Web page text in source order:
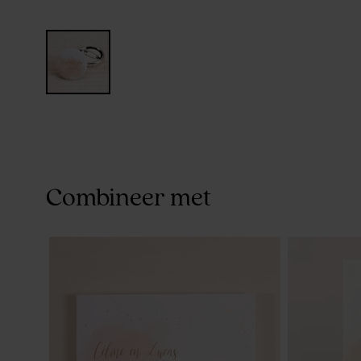
Combineer met